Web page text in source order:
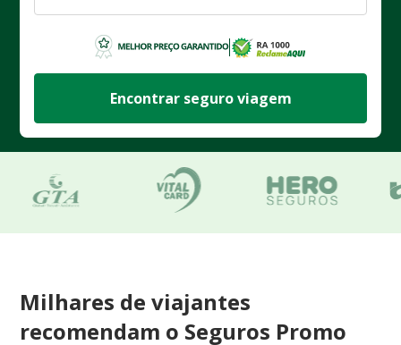
Encontrar seguro viagem
Milhares de viajantes
recomendam o Seguros Promo